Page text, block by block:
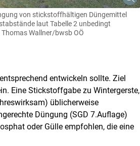
von stickstoffhältigen Düngemittel
laut Tabelle 2 unbedingt
Wallner/bwsb OÖ
entwickeln sollte. Ziel
Eine Stickstoffgabe zu Wintergerste,
üblicherweise
Düngung (SGD 7.Auflage)
oder Gülle empfohlen, die eine